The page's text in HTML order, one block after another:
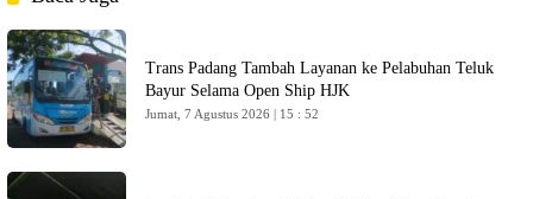
Trans Padang Tambah Layanan ke Pelabuhan Teluk
Bayur Selama Open Ship HJK
Jumat, 7 Agustus 2026 | 15 : 52